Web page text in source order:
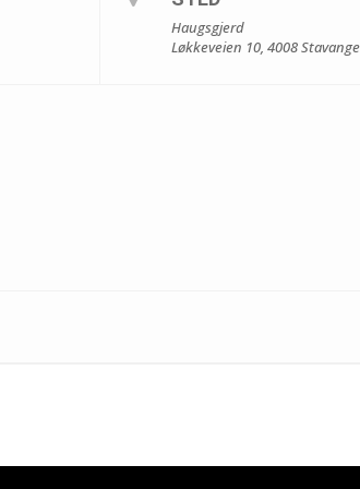
Haugsgjerd
Løkkeveien 10, 4008